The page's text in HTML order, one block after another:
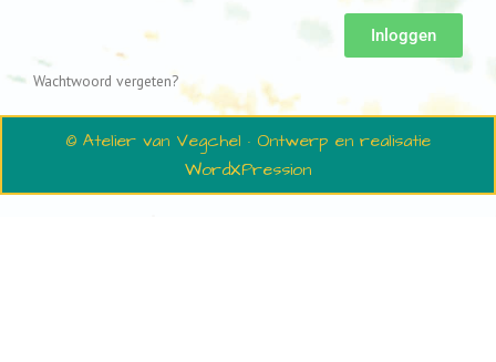
Inloggen
Wachtwoord vergeten?
© Atelier van Vegchel · Ontwerp en realisatie
WordXPression